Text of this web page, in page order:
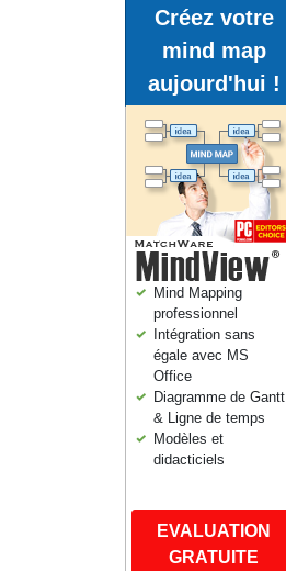
Créez votre
mind map
aujourd'hui !
Mind Mapping
professionnel
Intégration sans
égale avec MS
Office
Diagramme de Gantt
& Ligne de temps
Modèles et
didacticiels
EVALUATION
GRATUITE